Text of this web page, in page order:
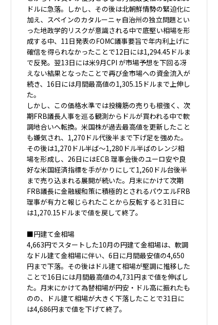
ドルに急落。しかし、その後は北朝鮮情勢の緊迫化に
加え、スペインのカタルーニャ自治州の独立問題とい
った地政学的リスクが意識される中で底堅い相場を形
成する中、11日発表のFOMC議事要旨で年内利上げに
確信を得られなかったことで12日には1,294.45ドルま
で反発。翌13日には米9月CPI が市場予想を下回る冴
えない結果となったことで再び金市場への資金流入が
続き、16日には月間最高値の1,305.15ドルまで上伸し
た。
しかし、この価格水準では投機筋の売りも根強く、次
期FRB議長人事を巡る観測からドルが買われる中で軟
調地合いへ転換。米国株が過去最高値を更新したこと
も嫌気され、1,270ドル代後半まで下げ足を強めた。
その後は1,270ドル半ば～1,280ドル半ばのレンジ相
場を形成し、26日にはECB 理事会後のユーロ安や良
好な米国経済指標を手がかりにして1,260ドル台後半
まで売り込まれる展開が続いた。月末にかけて次期
FRB議長に金融緩和策に積極的とされるパウエルFRB
理事が有力と報じられたことから反転すると31日に
は1,270.15ドルまで値を戻して終了。
■円建て金相場
4,663円でスタートした10月の円建て金相場は、軟調
なドル建て金相場に伴い、6日に月間最安値の4,650
円まで下落。その後はドル建て相場が堅調に推移した
ことで16日には月間最高値の4,731円まで値を伸ばし
た。月末にかけて為替相場が円安・ドル高に振れたも
のの、ドル建て相場が大きく下落したことで31日に
は4,686円まで値を下げて終了。